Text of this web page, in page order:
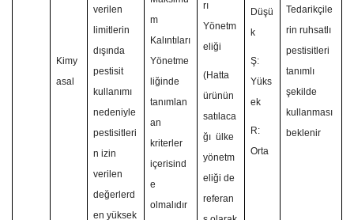
Kimy
asal
verilen
limitlerin
dışında
pestisit
kullanımı
nedeniyle
pestisitleri
n izin
verilen
değerlerd
en yüksek
m
Kalıntıları
Yönetme
liğinde
tanımlan
an
kriterler
içerisind
e
olmalıdır
rı
Yönetm
eliği
(Hatta
ürünün
satılaca
ğı ülke
yönetm
eliği de
referan
Düşü
k
Ş:
Yüks
ek
R:
Orta
Tedarikçile
rin ruhsatlı
pestisitleri
tanımlı
şekilde
kullanması
beklenir